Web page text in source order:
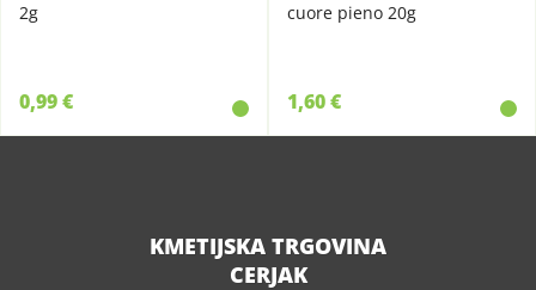
2g
0,99 €
cuore pieno 20g
1,60 €
KMETIJSKA TRGOVINA
CERJAK